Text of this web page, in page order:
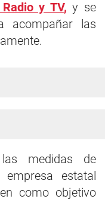
y TV, y se
acompañar las
medidas de
estatal
como objetivo